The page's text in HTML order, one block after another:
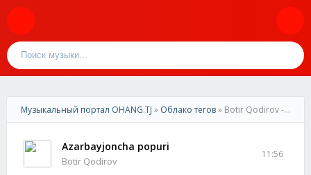
Музыкальный портал OHANG.TJ » Облако тегов» Botir Qodirov - Azarbayjoncha popuri
Azarbayjoncha popuri
Botir Qodirov
11:56